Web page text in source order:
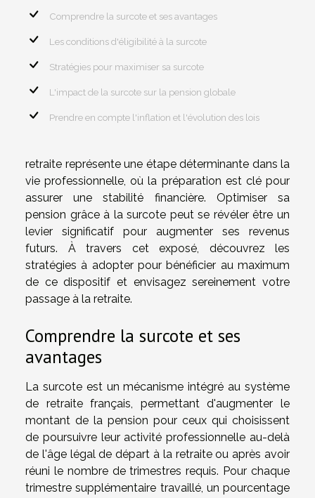
Comprendre la surcote et ses avantages
Les conditions d'éligibilité à la surcote
Stratégies pour maximiser sa surcote
L'impact de la surcote sur la pension globale
Prendre en compte l'inflation et l'évolution des lois
retraite représente une étape déterminante dans la
vie professionnelle, où la préparation est clé pour
assurer une stabilité financière. Optimiser sa
pension grâce à la surcote peut se révéler être un
levier significatif pour augmenter ses revenus
futurs. À travers cet exposé, découvrez les
stratégies à adopter pour bénéficier au maximum
de ce dispositif et envisagez sereinement votre
passage à la retraite.
Comprendre la surcote et ses
avantages
La surcote est un mécanisme intégré au système
de retraite français, permettant d'augmenter le
montant de la pension pour ceux qui choisissent
de poursuivre leur activité professionnelle au-delà
de l'âge légal de départ à la retraite ou après avoir
réuni le nombre de trimestres requis. Pour chaque
trimestre supplémentaire travaillé, un pourcentage